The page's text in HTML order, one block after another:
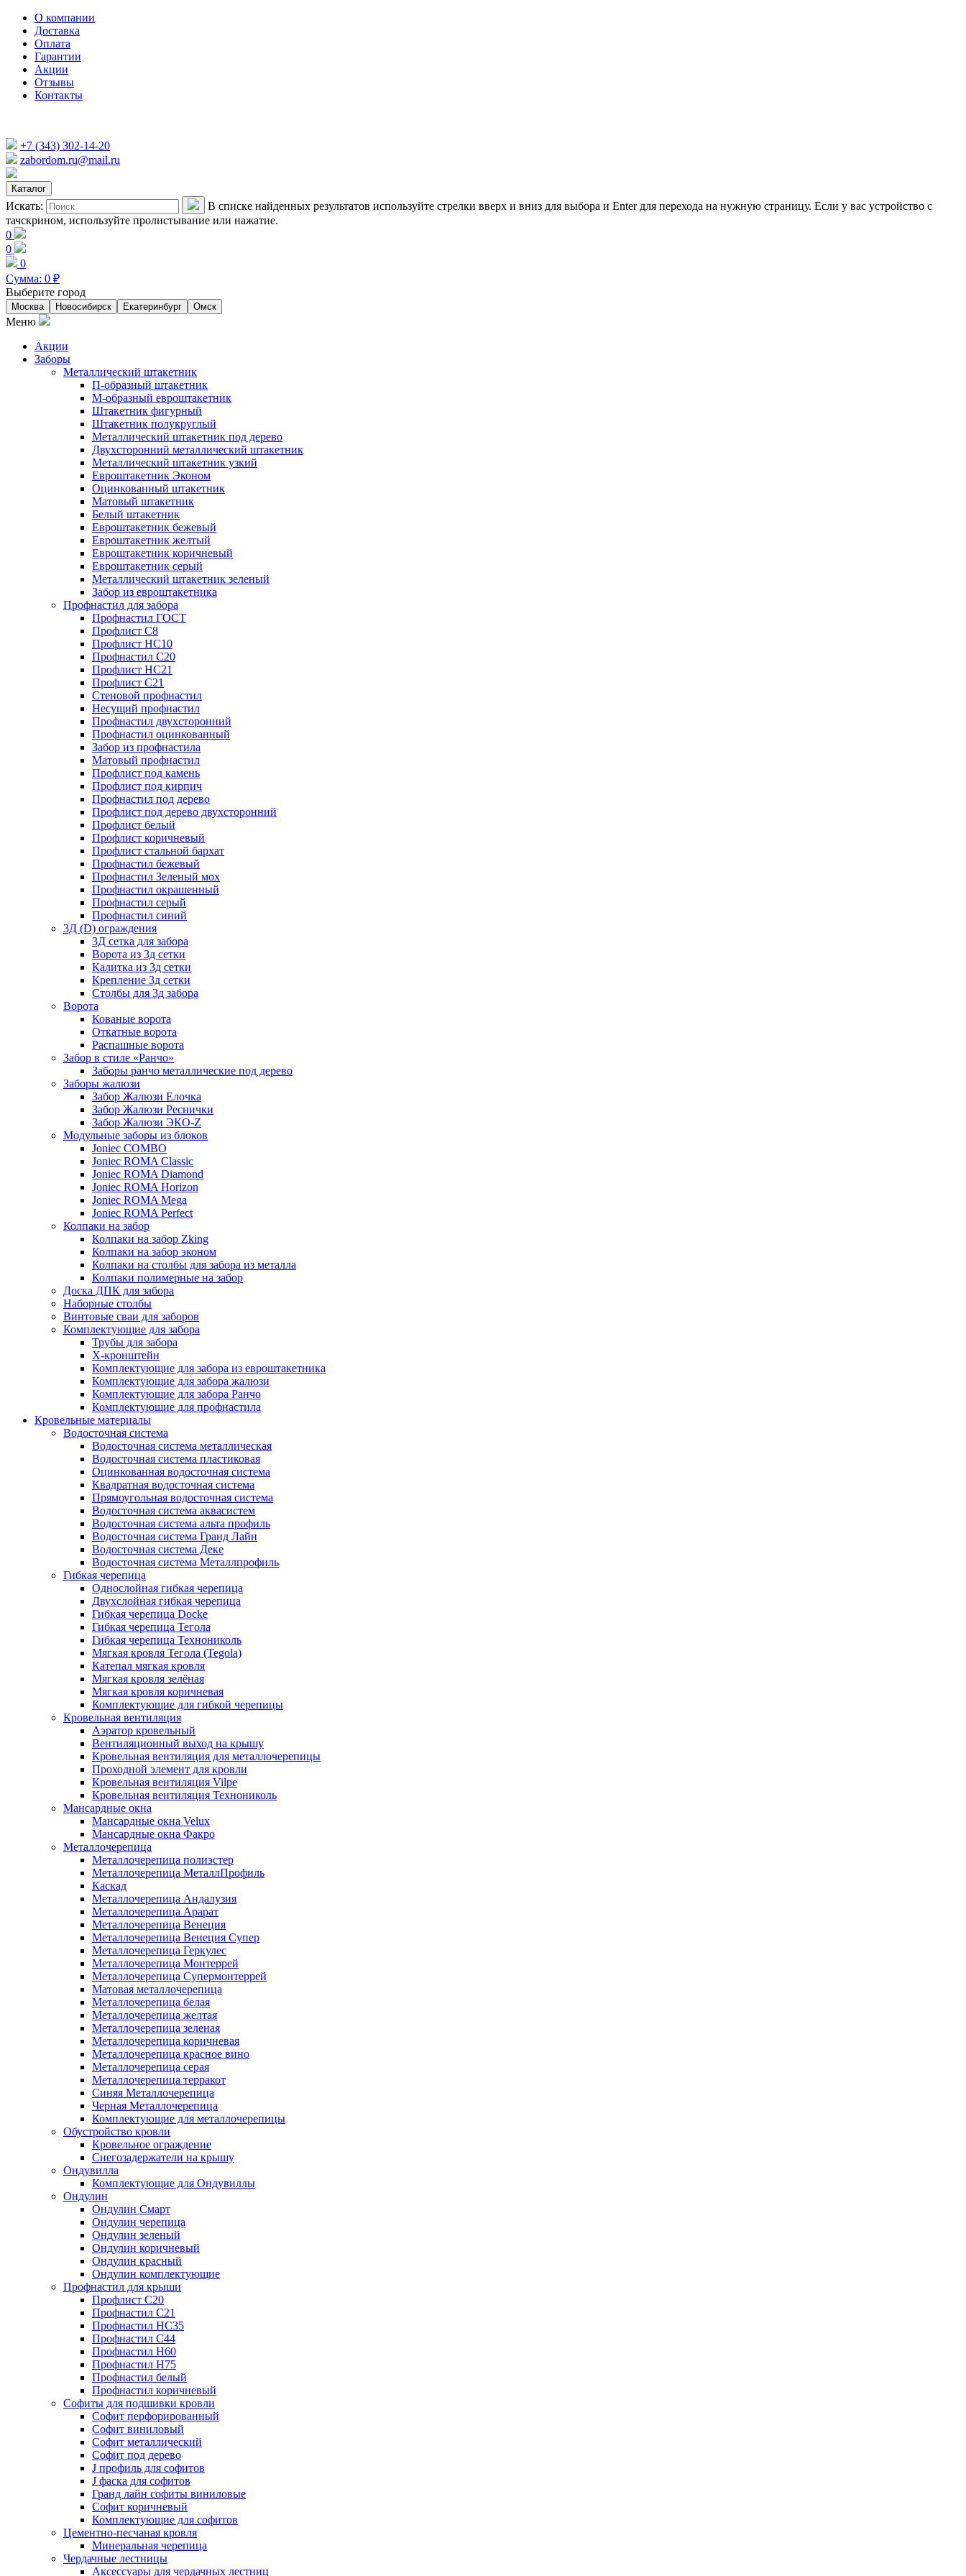
О компании
Доставка
Оплата
Гарантии
Акции
Отзывы
Контакты
+7 (343) 302-14-20
zabordom.ru@mail.ru
Каталог
Искать:
В списке найденных результатов используйте стрелки вверх и вниз для выбора и Enter для перехода на нужную страницу. Если у вас устройство с
тачскрином, используйте пролистывание или нажатие.
0
0
0
Сумма: 0 ₽
Выберите город
Москва Новосибирск Екатеринбург Омск
Меню
Акции
Заборы
Металлический штакетник
П-образный штакетник
М-образный евроштакетник
Штакетник фигурный
Штакетник полукруглый
Металлический штакетник под дерево
Двухсторонний металлический штакетник
Металлический штакетник узкий
Евроштакетник Эконом
Оцинкованный штакетник
Матовый штакетник
Белый штакетник
Евроштакетник бежевый
Евроштакетник желтый
Евроштакетник коричневый
Евроштакетник серый
Металлический штакетник зеленый
Забор из евроштакетника
Профнастил для забора
Профнастил ГОСТ
Профлист С8
Профлист НС10
Профнастил С20
Профлист НС21
Профлист С21
Стеновой профнастил
Несущий профнастил
Профнастил двухсторонний
Профнастил оцинкованный
Забор из профнастила
Матовый профнастил
Профлист под камень
Профлист под кирпич
Профнастил под дерево
Профлист под дерево двухсторонний
Профлист белый
Профлист коричневый
Профлист стальной бархат
Профнастил бежевый
Профнастил Зеленый мох
Профнастил окрашенный
Профнастил серый
Профнастил синий
3Д (D) ограждения
3Д сетка для забора
Ворота из 3д сетки
Калитка из 3д сетки
Крепление 3д сетки
Столбы для 3д забора
Ворота
Кованые ворота
Откатные ворота
Распашные ворота
Забор в стиле «Ранчо»
Заборы ранчо металлические под дерево
Заборы жалюзи
Забор Жалюзи Елочка
Забор Жалюзи Реснички
Забор Жалюзи ЭКО-Z
Модульные заборы из блоков
Joniec COMBO
Joniec ROMA Classic
Joniec ROMA Diamond
Joniec ROMA Horizon
Joniec ROMA Mega
Joniec ROMA Perfect
Колпаки на забор
Колпаки на забор Zking
Колпаки на забор эконом
Колпаки на столбы для забора из металла
Колпаки полимерные на забор
Доска ДПК для забора
Наборные столбы
Винтовые сваи для заборов
Комплектующие для забора
Трубы для забора
Х-кронштейн
Комплектующие для забора из евроштакетника
Комплектующие для забора жалюзи
Комплектующие для забора Ранчо
Комплектующие для профнастила
Кровельные материалы
Водосточная система
Водосточная система металлическая
Водосточная система пластиковая
Оцинкованная водосточная система
Квадратная водосточная система
Прямоугольная водосточная система
Водосточная система аквасистем
Водосточная система альта профиль
Водосточная система Гранд Лайн
Водосточная система Деке
Водосточная система Металлпрофиль
Гибкая черепица
Однослойная гибкая черепица
Двухслойная гибкая черепица
Гибкая черепица Docke
Гибкая черепица Тегола
Гибкая черепица Технониколь
Мягкая кровля Тегола (Tegola)
Катепал мягкая кровля
Мягкая кровля зелёная
Мягкая кровля коричневая
Комплектующие для гибкой черепицы
Кровельная вентиляция
Аэратор кровельный
Вентиляционный выход на крышу
Кровельная вентиляция для металлочерепицы
Проходной элемент для кровли
Кровельная вентиляция Vilpe
Кровельная вентиляция Технониколь
Мансардные окна
Мансардные окна Velux
Мансардные окна Факро
Металлочерепица
Металлочерепица полиэстер
Металлочерепица МеталлПрофиль
Каскад
Металлочерепица Андалузия
Металлочерепица Арарат
Металлочерепица Венеция
Металлочерепица Венеция Супер
Металлочерепица Геркулес
Металлочерепица Монтеррей
Металлочерепица Супермонтеррей
Матовая металлочерепица
Металлочерепица белая
Металлочерепица желтая
Металлочерепица зеленая
Металлочерепица коричневая
Металлочерепица красное вино
Металлочерепица серая
Металлочерепица терракот
Синяя Металлочерепица
Черная Металлочерепица
Комплектующие для металлочерепицы
Обустройство кровли
Кровельное ограждение
Снегозадержатели на крышу
Ондувилла
Комплектующие для Ондувиллы
Ондулин
Ондулин Смарт
Ондулин черепица
Ондулин зеленый
Ондулин коричневый
Ондулин красный
Ондулин комплектующие
Профнастил для крыши
Профлист С20
Профнастил С21
Профнастил НС35
Профнастил С44
Профнастил Н60
Профнастил Н75
Профнастил белый
Профнастил коричневый
Софиты для подшивки кровли
Cофит перфорированный
Софит виниловый
Софит металлический
Софит под дерево
J профиль для софитов
J фаска для софитов
Гранд лайн софиты виниловые
Софит коричневый
Комплектующие для софитов
Цементно-песчаная кровля
Минеральная черепица
Чердачные лестницы
Аксессуары для чердачных лестниц